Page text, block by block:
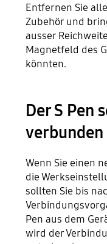
Entfernen Sie
Zubehör und
ausser
Magnetfeld des
könnten.
Der S Pen
verbunden
Wenn Sie einen
die
sollten Sie bis
Pen aus dem
wird der